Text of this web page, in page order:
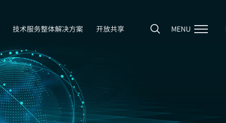
MENU
技术服务整体解决方案 开放共享